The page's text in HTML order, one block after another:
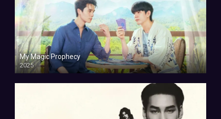
My Magic Prophecy
2025